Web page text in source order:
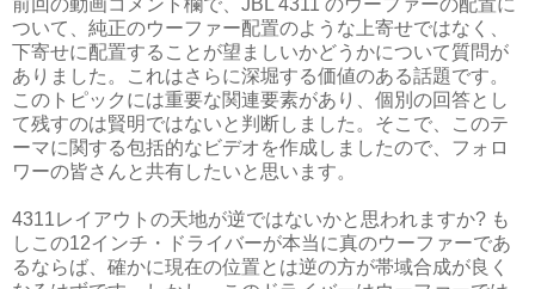
前回の動画コメント欄で、JBL 4311 のウーファーの配置に
ついて、純正のウーファー配置のような上寄せではなく、
下寄せに配置することが望ましいかどうかについて質問が
ありました。これはさらに深堀する価値のある話題です。
このトピックには重要な関連要素があり、個別の回答とし
て残すのは賢明ではないと判断しました。そこで、このテ
ーマに関する包括的なビデオを作成しましたので、フォロ
ワーの皆さんと共有したいと思います。
4311レイアウトの天地が逆ではないかと思われますか? も
しこの12インチ・ドライバーが本当に真のウーファーであ
るならば、確かに現在の位置とは逆の方が帯域合成が良く